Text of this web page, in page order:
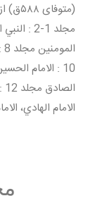
(متوفای ۵۸۸ق) از عالمان شیعه در قرن ششم قمری است
الامام الهادي،